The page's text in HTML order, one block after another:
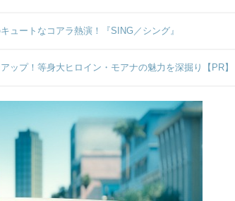
ュートなコアラ熱演！『SING／シング』
ップ！等身大ヒロイン・モアナの魅力を深掘り【PR】